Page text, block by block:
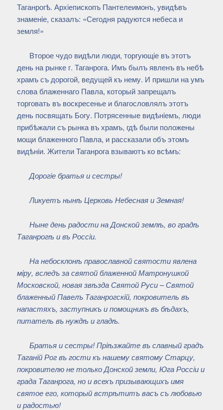
Таганрогѣ. Архiепископъ Пантелеимонъ, увидѣвъ
знаменiе, сказалъ: «Сегодня радуются небеса и
земля!»
Второе чудо видѣли люди, торгующiе въ этотъ
день на рынке г. Таганрога. Имъ былъ явленъ въ небѣ
храмъ съ дорогой, ведущей къ нему. И пришли на умъ
слова блаженнаго Павла, который запрещалъ
торговать въ воскресенье и благословлялъ этотъ
день посвящать Богу. Потрясенные видѣнiемъ, люди
прибѣжали съ рынка въ храмъ, гдѣ были положены
мощи блаженного Павла, и рассказали объ этомъ
видѣнiи. Жители Таганрога взываютъ ко всѣмъ:
Дорогiе братья и сестры!
Ликуетъ нынѣ Церковь Небесная и Земная!
Ныне день радости на Донской землѣ, во градѣ
Таганрогѣ и въ Россiи.
На небосклонѣ православной святости явлена
мiру, вследъ за святой блаженной Матронушкой
Московской, новая звѣзда Святой Руси – Святой
блаженный Павелъ Таганрогскiй, покровитель въ
напастяхъ, заступникъ и помощникъ въ бѣдахъ,
питатель въ нуждѣ и гладѣ.
Братья и сестры! Прiѣзжайте въ славный градъ
Таганiй Рог въ гости къ нашему святому Старцу,
покровителю не только Донской земли, Юга Россiи и
града Таганрога, но и всехъ призывающихъ имя
святое его, который встрѣтитъ васъ съ любовью
и радостью!